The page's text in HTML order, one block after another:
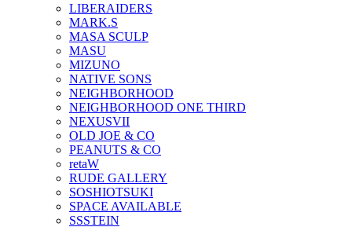
LIBERAIDERS
MARK.S
MASA SCULP
MASU
MIZUNO
NATIVE SONS
NEIGHBORHOOD
NEIGHBORHOOD ONE THIRD
NEXUSVII
OLD JOE & CO
PEANUTS & CO
retaW
RUDE GALLERY
SOSHIOTSUKI
SPACE AVAILABLE
SSSTEIN